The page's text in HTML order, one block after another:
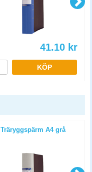
41.10 kr
KÖP
Träryggspärm A4 grå